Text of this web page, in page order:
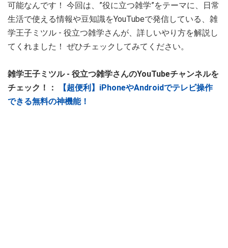
可能なんです！ 今回は、”役に立つ雑学”をテーマに、日常
生活で使える情報や豆知識をYouTubeで発信している、雑
学王子ミツル - 役立つ雑学さんが、詳しいやり方を解説し
てくれました！ ぜひチェックしてみてください。
雑学王子ミツル - 役立つ雑学さんのYouTubeチャンネルを
チェック！：
【超便利】iPhoneやAndroidでテレビ操作
できる無料の神機能！